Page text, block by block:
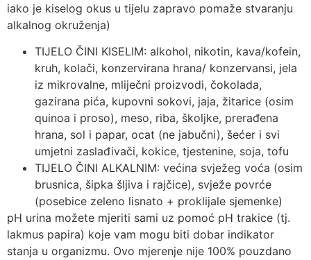
iako je kiselog okus u tijelu zapravo pomaže stvaranju
alkalnog okruženja)
TIJELO ČINI KISELIM: alkohol, nikotin, kava/kofein,
kruh, kolači, konzervirana hrana/ konzervansi, jela
iz mikrovalne, mliječni proizvodi, čokolada,
gazirana pića, kupovni sokovi, jaja, žitarice (osim
quinoa i proso), meso, riba, školjke, prerađena
hrana, sol i papar, ocat (ne jabučni), šećer i svi
umjetni zaslađivači, kokice, tjestenine, soja, tofu
TIJELO ČINI ALKALNIM: većina svježeg voća (osim
brusnica, šipka šljiva i rajčice), svježe povrće
(posebice zeleno lisnato + proklijale sjemenke)
pH urina možete mjeriti sami uz pomoć pH trakice (tj.
lakmus papira) koje vam mogu biti dobar indikator
stanja u organizmu. Ovo mjerenje nije 100% pouzdano